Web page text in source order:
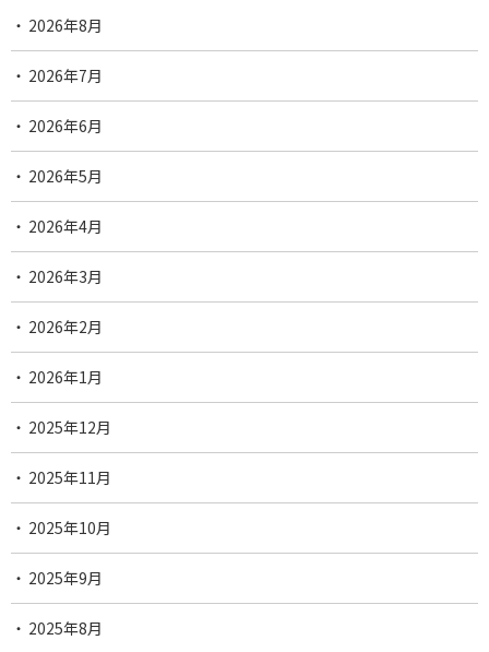
2026年8月
2026年7月
2026年6月
2026年5月
2026年4月
2026年3月
2026年2月
2026年1月
2025年12月
2025年11月
2025年10月
2025年9月
2025年8月